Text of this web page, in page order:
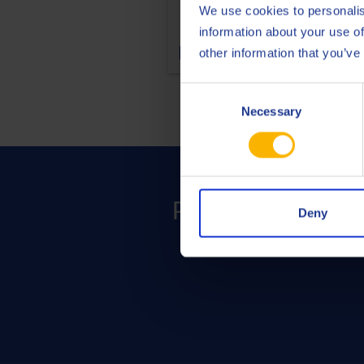
We use cookies to
information about your use
other information that
Necessary
Deny
Aceite de motor
Póngase en